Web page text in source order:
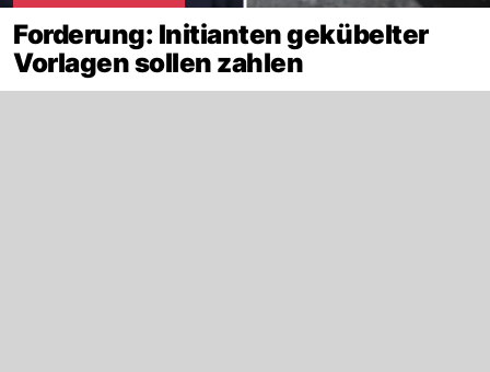
Forderung: Initianten gekübelter
Vorlagen sollen zahlen